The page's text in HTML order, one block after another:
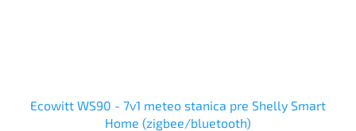
Ecowitt WS90 - 7v1 meteo stanica pre Shelly Smart
Home (zigbee/bluetooth)